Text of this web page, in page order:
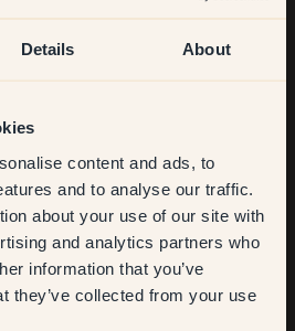
Details About
content and ads, to
and to analyse our traffic.
about your use of our site with
and analytics partners who
information that you’ve
they’ve collected from your use
så fint. Man kommer direkt in i
är, och det känns så kul
pratar med varandra. Men helt
off your
order
room do you
to transform?